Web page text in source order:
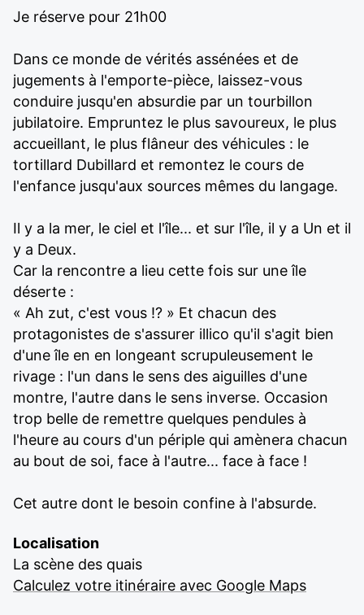
Je réserve pour 21h00
Dans ce monde de vérités assénées et de
jugements à l'emporte-pièce, laissez-vous
conduire jusqu'en absurdie par un tourbillon
jubilatoire. Empruntez le plus savoureux, le plus
accueillant, le plus flâneur des véhicules : le
tortillard Dubillard et remontez le cours de
l'enfance jusqu'aux sources mêmes du langage.
Il y a la mer, le ciel et l'île... et sur l'île, il y a Un et il
y a Deux.
Car la rencontre a lieu cette fois sur une île
déserte :
« Ah zut, c'est vous !? » Et chacun des
protagonistes de s'assurer illico qu'il s'agit bien
d'une île en en longeant scrupuleusement le
rivage : l'un dans le sens des aiguilles d'une
montre, l'autre dans le sens inverse. Occasion
trop belle de remettre quelques pendules à
l'heure au cours d'un périple qui amènera chacun
au bout de soi, face à l'autre... face à face !
Cet autre dont le besoin confine à l'absurde.
Localisation
La scène des quais
Calculez votre itinéraire avec Google Maps